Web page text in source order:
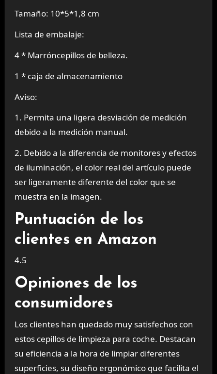
Tamaño: 10*5*1,8 cm
Lista de embalaje:
4 * Marróncepillos de belleza.
1 * caja de almacenamiento
Aviso:
1. Permita una ligera desviación de medición
debido a la medición manual.
2. Debido a la diferencia de monitores y efectos
de iluminación, el color real del artículo puede
ser ligeramente diferente del color que se
muestra en la imagen.
Puntuación de los
clientes en Amazon
4.5
Opiniones de los
consumidores
Los clientes han quedado muy satisfechos con
estos cepillos de limpieza para coche. Destacan
su eficiencia a la hora de limpiar diferentes
superficies, su diseño ergonómico que facilita el